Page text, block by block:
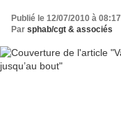
Publié le 12/07/2010 à 08:17
Par sphab/cgt & associés